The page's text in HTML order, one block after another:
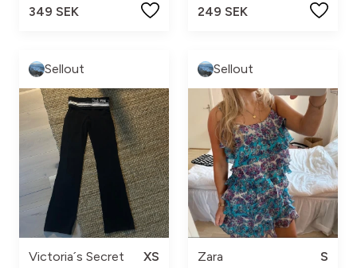
349 SEK 249 SEK
Sellout
Victoria´s Secret
XS
Sellout
Zara
S